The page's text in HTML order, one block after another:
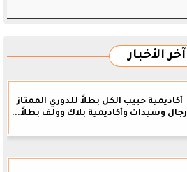
آخر الأخبار
أكاديمية حبيب الكل بطلاً للدوري الممتاز
رجال وسيدات وأكاديمية بلاك وولف بطلاً...